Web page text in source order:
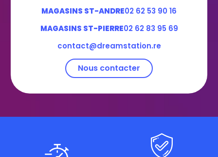
MAGASINS ST-ANDRE02 62 53 90 16
MAGASINS ST-PIERRE02 62 83 95 69
contact@dreamstation.re
Nous contacter